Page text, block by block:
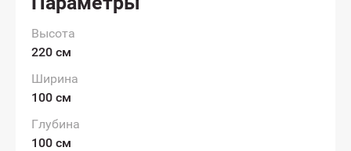
Высота
220 см
Ширина
100 см
Глубина
100 см